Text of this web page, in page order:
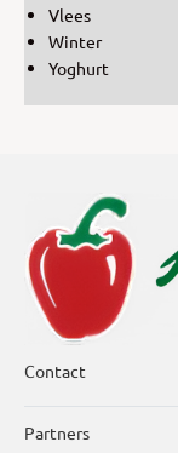
Vlees
Winter
Yoghurt
Contact
Partners